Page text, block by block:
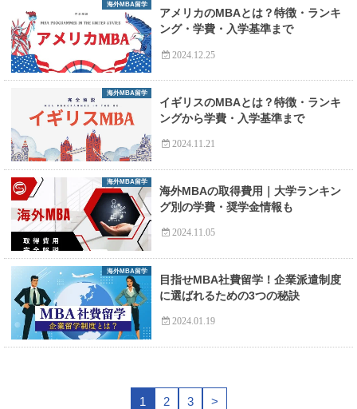
海外MBA留学
アメリカのMBAとは？特徴・ランキ
ング・学費・入学基準まで
2024.12.25
海外MBA留学
イギリスのMBAとは？特徴・ランキ
ングから学費・入学基準まで
2024.11.21
海外MBA留学
海外MBAの取得費用｜大学ランキン
グ別の学費・奨学金情報も
2024.11.05
海外MBA留学
目指せMBA社費留学！企業派遣制度
に選ばれるための3つの秘訣
2024.01.19
1 2 3 >